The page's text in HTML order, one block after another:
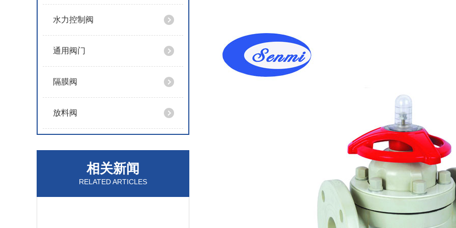
水力控制阀
通用阀门
隔膜阀
放料阀
相关新闻
RELATED ARTICLES